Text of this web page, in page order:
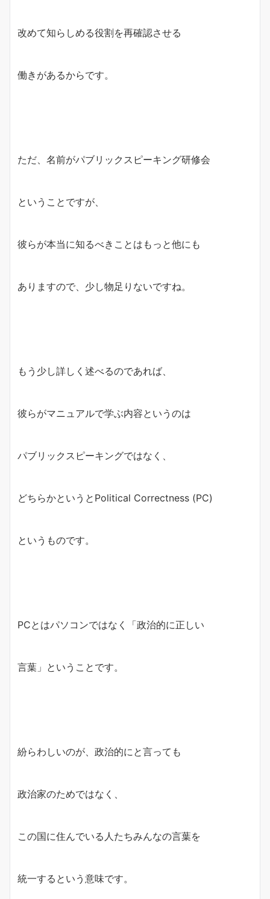
改めて知らしめる役割を再確認させる
働きがあるからです。
ただ、名前がパブリックスピーキング研修会
ということですが、
彼らが本当に知るべきことはもっと他にも
ありますので、少し物足りないですね。
もう少し詳しく述べるのであれば、
彼らがマニュアルで学ぶ内容というのは
パブリックスピーキングではなく、
どちらかというとPolitical Correctness (PC)
というものです。
PCとはパソコンではなく「政治的に正しい
言葉」ということです。
紛らわしいのが、政治的にと言っても
政治家のためではなく、
この国に住んでいる人たちみんなの言葉を
統一するという意味です。